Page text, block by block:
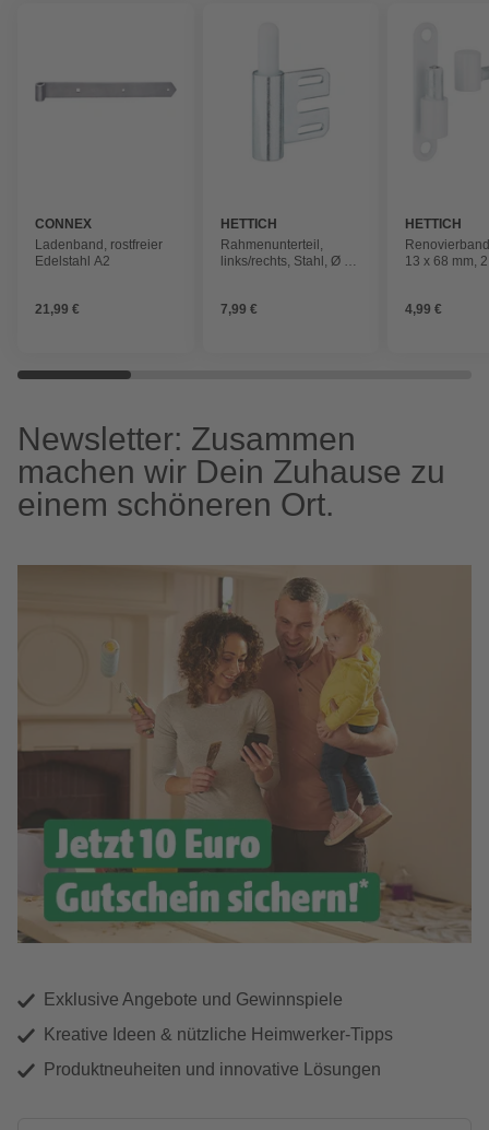
CONNEX
Ladenband, rostfreier
Edelstahl A2
21,99 €
HETTICH
Rahmenunterteil,
links/rechts, Stahl, Ø 15
7,99 €
HETTICH
13 x 68 mm,
4,99 €
Newsletter: Zusammen
machen wir Dein Zuhause zu
einem schöneren Ort.
Exklusive Angebote und Gewinnspiele
Kreative Ideen & nützliche Heimwerker-Tipps
Produktneuheiten und innovative Lösungen